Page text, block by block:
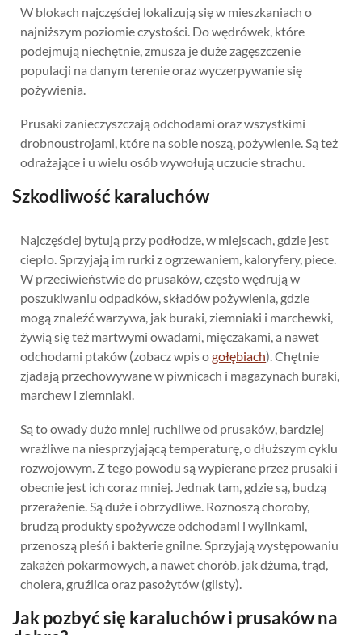
W blokach najczęściej lokalizują się w mieszkaniach o
najniższym poziomie czystości. Do wędrówek, które
podejmują niechętnie, zmusza je duże zagęszczenie
populacji na danym terenie oraz wyczerpywanie się
pożywienia.
Prusaki zanieczyszczają odchodami oraz wszystkimi
drobnoustrojami, które na sobie noszą, pożywienie. Są też
odrażające i u wielu osób wywołują uczucie strachu.
Szkodliwość karaluchów
Najczęściej bytują przy podłodze, w miejscach, gdzie jest
ciepło. Sprzyjają im rurki z ogrzewaniem, kaloryfery, piece.
W przeciwieństwie do prusaków, często wędrują w
poszukiwaniu odpadków, składów pożywienia, gdzie
mogą znaleźć warzywa, jak buraki, ziemniaki i marchewki,
żywią się też martwymi owadami, mięczakami, a nawet
odchodami ptaków (zobacz wpis ogołębiach). Chętnie
zjadają przechowywane w piwnicach i magazynach buraki,
marchew i ziemniaki.
Są to owady dużo mniej ruchliwe od prusaków, bardziej
wrażliwe na niesprzyjającą temperaturę, o dłuższym cyklu
rozwojowym. Z tego powodu są wypierane przez prusaki i
obecnie jest ich coraz mniej. Jednak tam, gdzie są, budzą
przerażenie. Są duże i obrzydliwe. Roznoszą choroby,
brudzą produkty spożywcze odchodami i wylinkami,
przenoszą pleśń i bakterie gnilne. Sprzyjają występowaniu
zakażeń pokarmowych, a nawet chorób, jak dżuma, trąd,
cholera, gruźlica oraz pasożytów (glisty).
Jak pozbyć się karaluchów i prusaków na